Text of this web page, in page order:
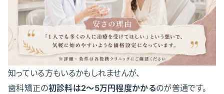
知っている方もいるかもしれませんが、
歯科矯正の初診料は2〜5万円程度かかるのが普通です。